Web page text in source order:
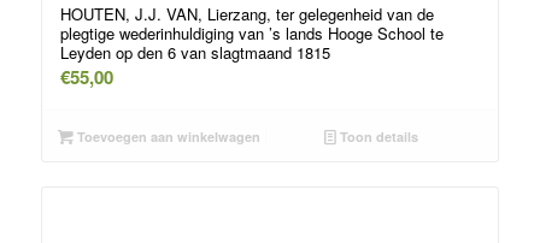
HOUTEN, J.J. VAN, Lierzang, ter gelegenheid van de
plegtige wederinhuldiging van ’s lands Hooge School te
Leyden op den 6 van slagtmaand 1815
€55,00
Toevoegen aan winkelwagen Toon details